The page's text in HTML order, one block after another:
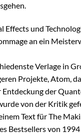
Effects und
an ein
Verlage in
Projekte, Atom,
der
von der Kritik
Text für The
Bestsellers von